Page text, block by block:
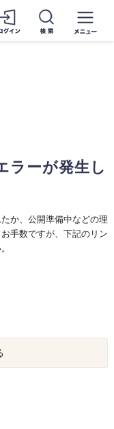
ラーが発生し
か、公開準備中などの理
手数ですが、下記のリン